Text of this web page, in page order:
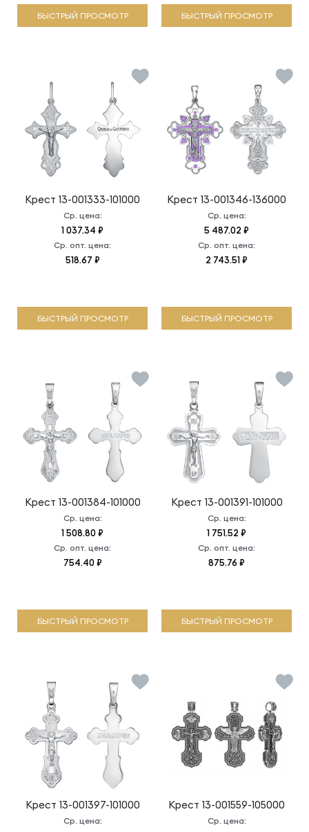
БЫСТРЫЙ ПРОСМОТР БЫСТРЫЙ ПРОСМОТР
Крест 13-001333-101000
Ср. цена:
1 037.34 ₽
Ср. опт. цена:
518.67 ₽
БЫСТРЫЙ ПРОСМОТР
Крест 13-001346-136000
Ср. цена:
5 487.02 ₽
Ср. опт. цена:
2 743.51 ₽
БЫСТРЫЙ ПРОСМОТР
Крест 13-001384-101000
Ср. цена:
1 508.80 ₽
Ср. опт. цена:
754.40 ₽
БЫСТРЫЙ ПРОСМОТР
Крест 13-001391-101000
Ср. цена:
1 751.52 ₽
Ср. опт. цена:
875.76 ₽
БЫСТРЫЙ ПРОСМОТР
Крест 13-001397-101000
Ср. цена:
Крест 13-001559-105000
Ср. цена: